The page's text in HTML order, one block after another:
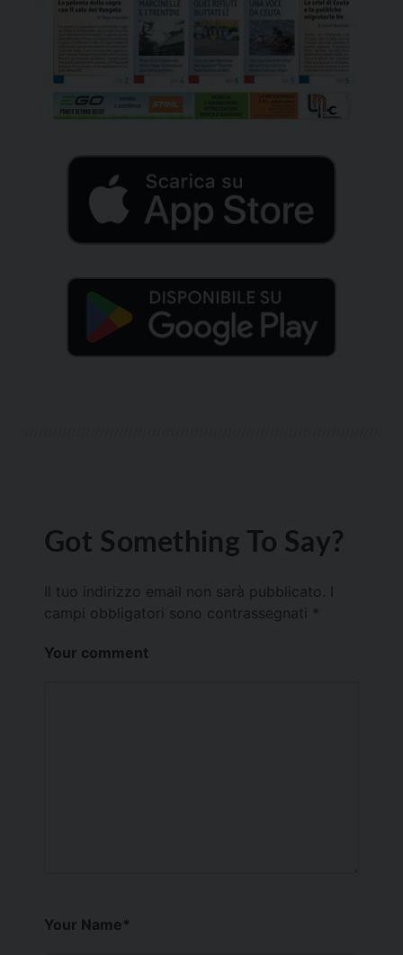
Got Something To Say?
Il tuo indirizzo email non sarà pubblicato.
campi obbligatori sono contrassegnati *
Your comment
Your Name*